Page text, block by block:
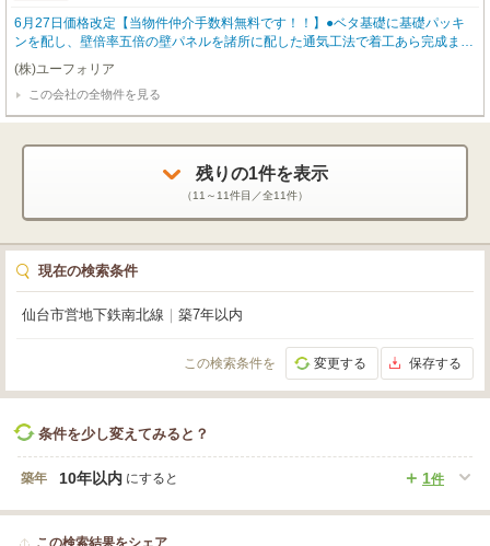
6月27日価格改定【当物件仲介手数料無料です！！】●ベタ基礎に基礎パッキ
ンを配し、壁倍率五倍の壁パネルを諸所に配した通気工法で着工あら完成まで
第三者機関による計四回の検査を通過した物件のみ引き渡している為地震に強
い家です●設計住宅性能評価書あり、建設住宅性能評価書あり、長期優良住宅
（耐震、省エネ性等高い）、フラット35適合証明書あり
(株)ユーフォリア
この会社の全物件を見る
残りの1件を表示
（11～11件目／全11件）
現在の検索条件
仙台市営地下鉄南北線 築7年以内
この検索条件を 変更する 保存する
条件を少し変えてみると？
築年 1件
10年以内 にすると
この検索結果をシェア